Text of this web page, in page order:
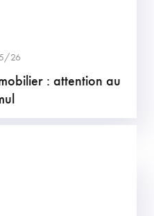
26
: attention au